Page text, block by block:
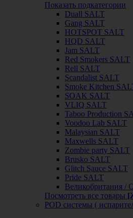
Показать подкатегории
Duall SALT
Gang SALT
HOTSPOT SALT
HQD SALT
Jam SALT
Red Smokers SALT
Rell SALT
Scandalist SALT
Smoke Kitchen
SOAK SALT
VLIQ SALT
Taboo Production
Voodoo Lab SALT
Malaysian SALT
Maxwells SALT
Zombie party SALT
Brusko SALT
Glitch Sauce SALT
Pride SALT
Великобритания
Посмотреть все товары
POD системы (